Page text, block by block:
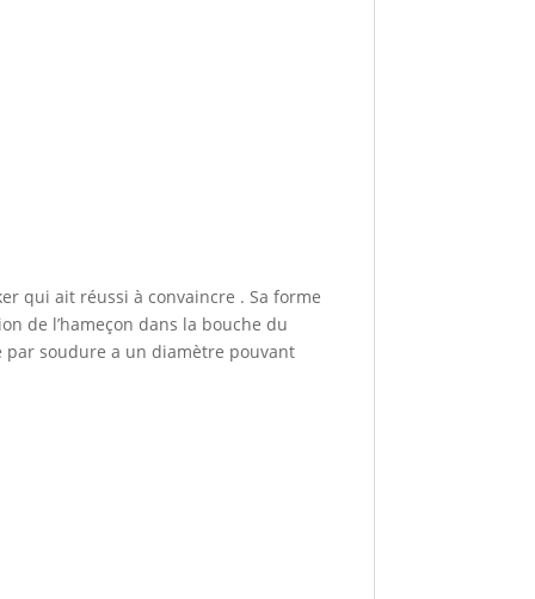
qui ait réussi à convaincre . Sa forme
de l’hameçon dans la bouche du
soudure a un diamètre pouvant